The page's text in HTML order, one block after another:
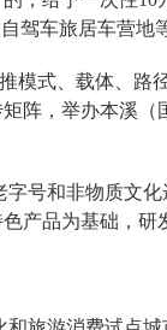
驾车旅居车营地
式、载体、路
阵，举办本溪
号和非物质文化
产品为基础，研